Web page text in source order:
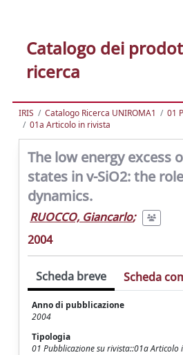
Catalogo dei
ricerca
IRIS Catalogo Ricerca UNIROMA1
01
01a Articolo in rivista
The low energy excess
states in v-SiO2: the
dynamics.
RUOCCO, Giancarlo;
2004
Scheda breve Scheda
Anno di pubblicazione
2004
Tipologia
01 Pubblicazione su rivista::01a Articolo